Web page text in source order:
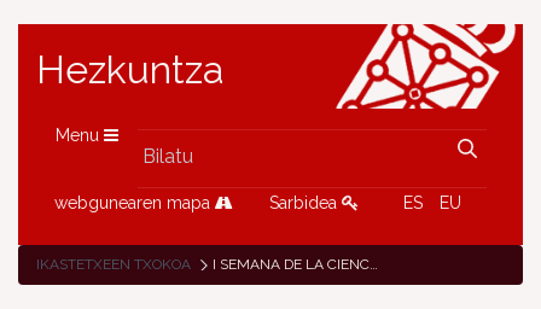
Hezkuntza
Menu
webgunearen mapa Sarbidea ES EU
IKASTETXEEN TXOKOA I SEMANA DE LA CIENCIA EN EL IESO DE CASTEJÓN